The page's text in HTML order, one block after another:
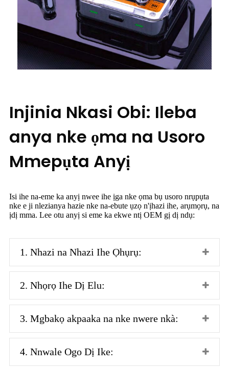
Injinia Nkasi Obi: Ileba
anya nke ọma na Usoro
Mmepụta Anyị
Isi ihe na-eme ka anyị nwee ihe ịga nke ọma bụ usoro nrụpụta
nke e ji nlezianya hazie nke na-ebute ụzọ n'ịhazi ihe, arụmọrụ, na
ịdị mma. Lee otu anyị si eme ka ekwe ntị OEM gị dị ndụ:
1. Nhazi na Nhazi Ihe Ọhụrụ:
2. Nhọrọ Ihe Dị Elu:
3. Mgbakọ akpaaka na nke nwere nkà:
4. Nnwale Ogo Dị Ike: